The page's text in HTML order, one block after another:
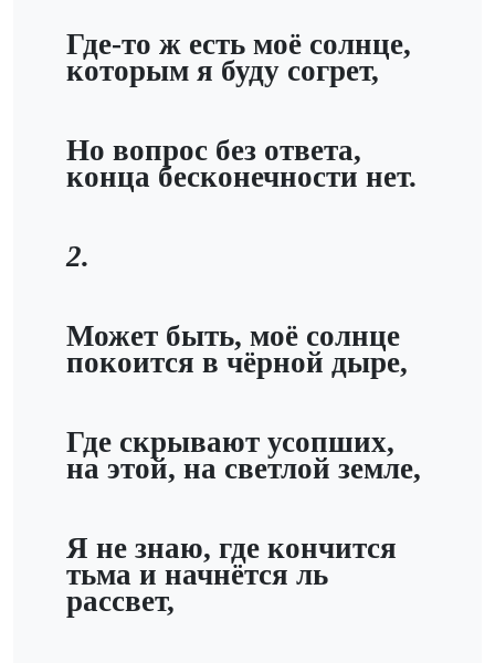
Где-то ж есть моё солнце,
которым я буду согрет,
Но вопрос без ответа,
конца бесконечности нет.
2.
Может быть, моё солнце
покоится в чёрной дыре,
Где скрывают усопших,
на этой, на светлой земле,
Я не знаю, где кончится
тьма и начнётся ль
рассвет,